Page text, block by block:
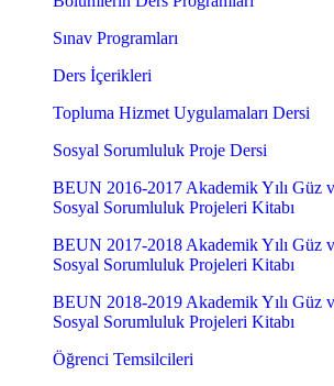
Sınav Programları
Ders İçerikleri
Topluma Hizmet Uygulamaları Dersi
Sosyal Sorumluluk Proje Dersi
BEUN 2016-2017 Akademik Yılı Güz
Sosyal Sorumluluk Projeleri Kitabı
BEUN 2017-2018 Akademik Yılı Güz
Sosyal Sorumluluk Projeleri Kitabı
BEUN 2018-2019 Akademik Yılı Güz
Sosyal Sorumluluk Projeleri Kitabı
Öğrenci Temsilcileri